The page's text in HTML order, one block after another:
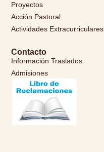
Proyectos
Acción Pastoral
Actividades Extracurriculares
Contacto
Información Traslados
Admisiones